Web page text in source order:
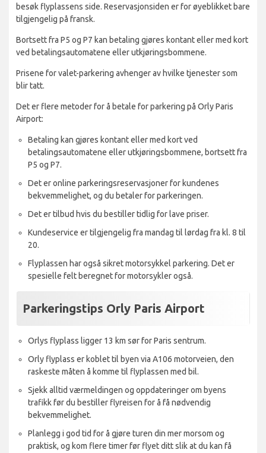
besøk flyplassens side. Reservasjonsiden er for øyeblikket bare
tilgjengelig på fransk.
Bortsett fra P5 og P7 kan betaling gjøres kontant eller med kort
ved betalingsautomatene eller utkjøringsbommene.
Prisene for valet-parkering avhenger av hvilke tjenester som
blir tatt.
Det er flere metoder for å betale for parkering på Orly Paris
Airport:
Betaling kan gjøres kontant eller med kort ved
betalingsautomatene eller utkjøringsbommene, bortsett fra
P5 og P7.
Det er online parkeringsreservasjoner for kundenes
bekvemmelighet, og du betaler for parkeringen.
Det er tilbud hvis du bestiller tidlig for lave priser.
Kundeservice er tilgjengelig fra mandag til lørdag fra kl. 8 til
20.
Flyplassen har også sikret motorsykkel parkering. Det er
spesielle felt beregnet for motorsykler også.
Parkeringstips Orly Paris Airport
Orlys flyplass ligger 13 km sør for Paris sentrum.
Orly flyplass er koblet til byen via A106 motorveien, den
raskeste måten å komme til flyplassen med bil.
Sjekk alltid værmeldingen og oppdateringer om byens
trafikk før du bestiller flyreisen for å få nødvendig
bekvemmelighet.
Planlegg i god tid for å gjøre turen din mer morsom og
praktisk, og kom flere timer før flyet ditt slik at du kan få